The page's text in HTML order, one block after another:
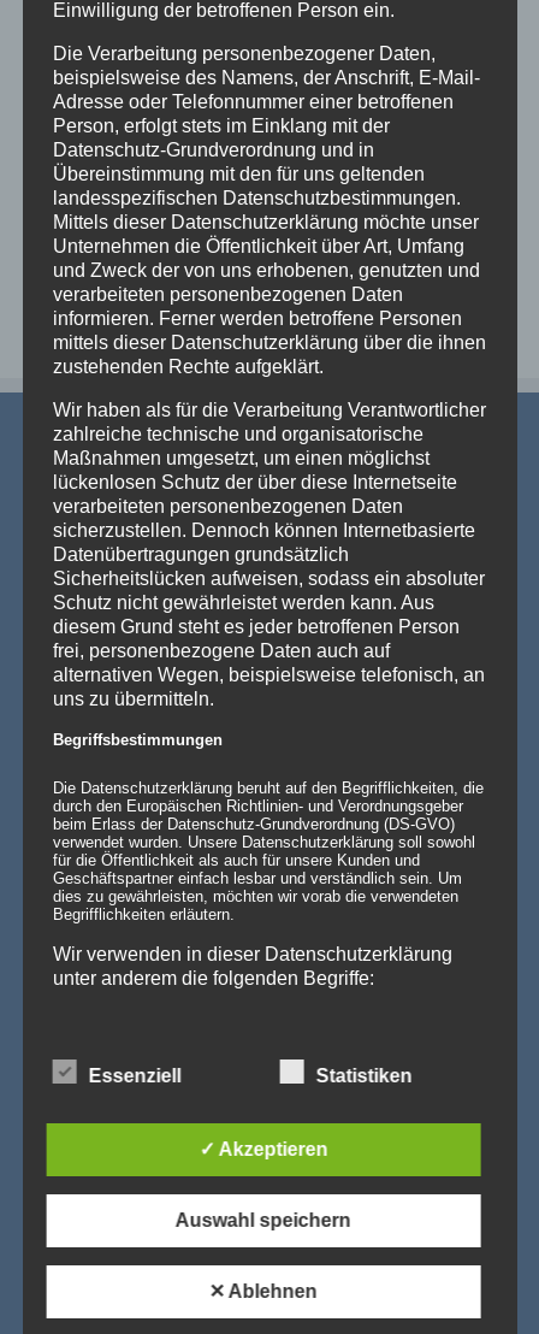
Skirting
Details
zur Wunschliste
AKTUELLE NEWS
💡 Messehallen sind riesig, die Decken extrem hoch
– Wenn die Technik verschwindet und die Marken
strahlen – Traversenhussen
Traversenhussen: Die elegante Lösung für technische Konstruktionen
Wer hier einen [...]Weiterlesen »
Vom Gentlemen’s Club zum Eventhighlight – wie
Die Stehtischhusse GALACTICA im Chesterfield Style bringt
den ikonischen Gentlemen’s-Club-Charme [...]Weiterlesen »
Wenn eine ganze Stadt im Halloween-Fieber ist…
Willkommen in Arnstadt! Zum 25. Mal verwandelt sich
Arnstadt zur [...]Weiterlesen »
Einwilligung der betroffenen Person ein.
Die Verarbeitung personenbezogener Daten,
beispielsweise des Namens, der Anschrift, E-Mail-
Adresse oder Telefonnummer einer betroffenen
Person, erfolgt stets im Einklang mit der
Datenschutz-Grundverordnung und in
Übereinstimmung mit den für uns geltenden
landesspezifischen Datenschutzbestimmungen.
Mittels dieser Datenschutzerklärung möchte unser
Unternehmen die Öffentlichkeit über Art, Umfang
und Zweck der von uns erhobenen, genutzten und
verarbeiteten personenbezogenen Daten
informieren. Ferner werden betroffene Personen
mittels dieser Datenschutzerklärung über die ihnen
zustehenden Rechte aufgeklärt.
Wir haben als für die Verarbeitung Verantwortlicher
zahlreiche technische und organisatorische
Maßnahmen umgesetzt, um einen möglichst
lückenlosen Schutz der über diese Internetseite
verarbeiteten personenbezogenen Daten
sicherzustellen. Dennoch können Internetbasierte
Datenübertragungen grundsätzlich
Sicherheitslücken aufweisen, sodass ein absoluter
Schutz nicht gewährleistet werden kann. Aus
diesem Grund steht es jeder betroffenen Person
frei, personenbezogene Daten auch auf
alternativen Wegen, beispielsweise telefonisch, an
uns zu übermitteln.
Begriffsbestimmungen
Die Datenschutzerklärung beruht auf den Begrifflichkeiten, die
durch den Europäischen Richtlinien- und Verordnungsgeber
beim Erlass der Datenschutz-Grundverordnung (DS-GVO)
verwendet wurden. Unsere Datenschutzerklärung soll sowohl
für die Öffentlichkeit als auch für unsere Kunden und
Geschäftspartner einfach lesbar und verständlich sein. Um
dies zu gewährleisten, möchten wir vorab die verwendeten
Begrifflichkeiten erläutern.
Wir verwenden in dieser Datenschutzerklärung
unter anderem die folgenden Begriffe:
a) personenbezogene Daten
natürliche Person (im Folgenden „betroffene Person")
zu einer Kennnummer, zu Standortdaten, zu einer
wirtschaftlichen, kulturellen oder sozialen Identität
dieser natürlichen Person sind, identifiziert werden
Essenziell Statistiken
✓ Akzeptieren
Auswahl speichern
✕ Ablehnen